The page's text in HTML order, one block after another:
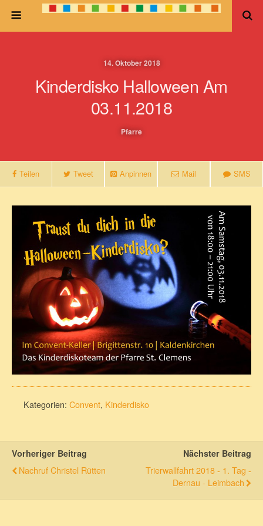
14. Oktober 2018
Kinderdisko Halloween Am
03.11.2018
Pfarre
Teilen Tweet Anpinnen Mail SMS
Kategorien: Convent, Kinderdisko
Vorheriger Beitrag
Nachruf Christel Rütten
Nächster Beitrag
Trierwallfahrt 2018 - 1. Tag -
Dernau - Leimbach